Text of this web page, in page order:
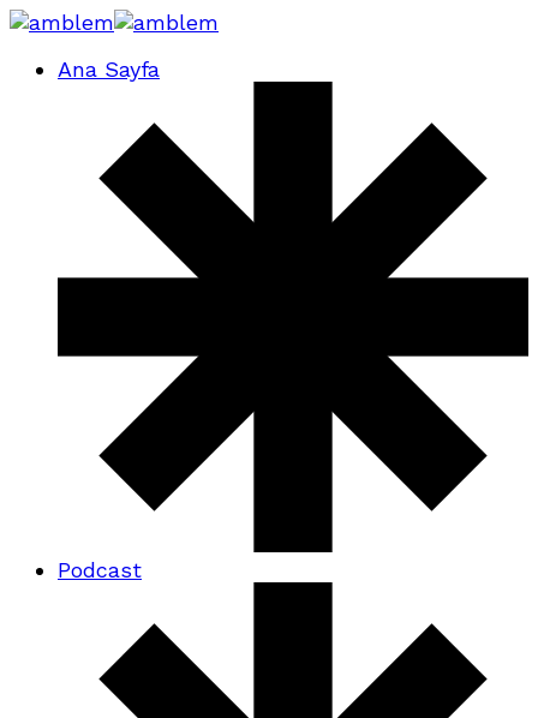
Ana Sayfa
Podcast